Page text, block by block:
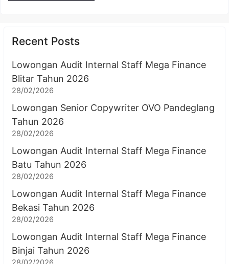
Recent Posts
Lowongan Audit Internal Staff Mega Finance
Blitar Tahun 2026
28/02/2026
Lowongan Senior Copywriter OVO Pandeglang
Tahun 2026
28/02/2026
Lowongan Audit Internal Staff Mega Finance
Batu Tahun 2026
28/02/2026
Lowongan Audit Internal Staff Mega Finance
Bekasi Tahun 2026
28/02/2026
Lowongan Audit Internal Staff Mega Finance
Binjai Tahun 2026